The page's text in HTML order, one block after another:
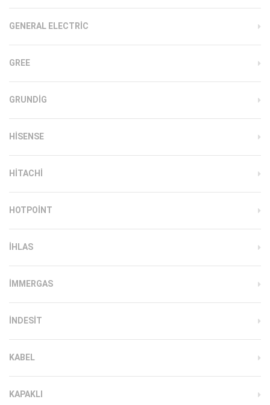
GENERAL ELECTRIC
GREE
GRUNDIG
HISENSE
HITACHI
HOTPOINT
IHLAS
İMMERGAS
INDESIT
KABEL
KAPAKLI